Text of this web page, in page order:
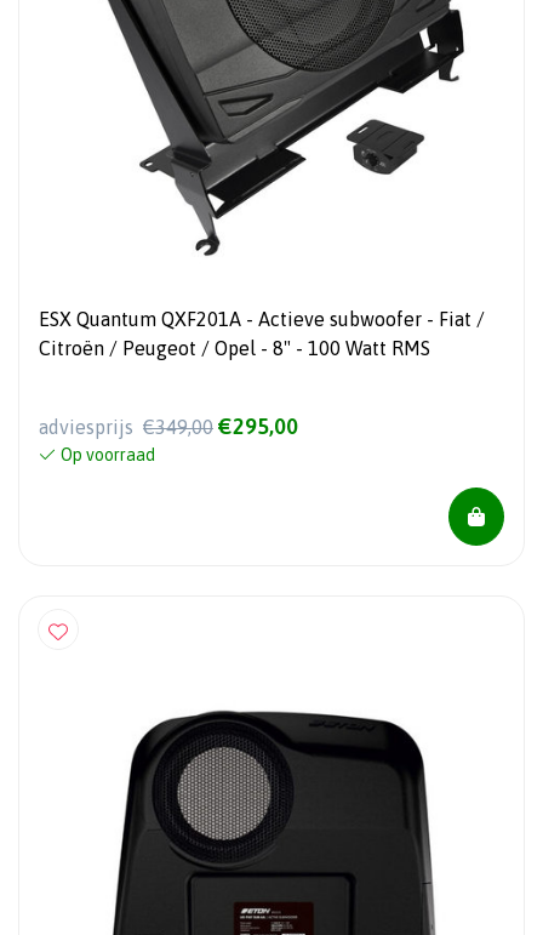
ESX Quantum QXF201A - Actieve subwoofer - Fiat /
Citroën / Peugeot / Opel - 8" - 100 Watt RMS
adviesprijs €349,00 €295,00
Op voorraad